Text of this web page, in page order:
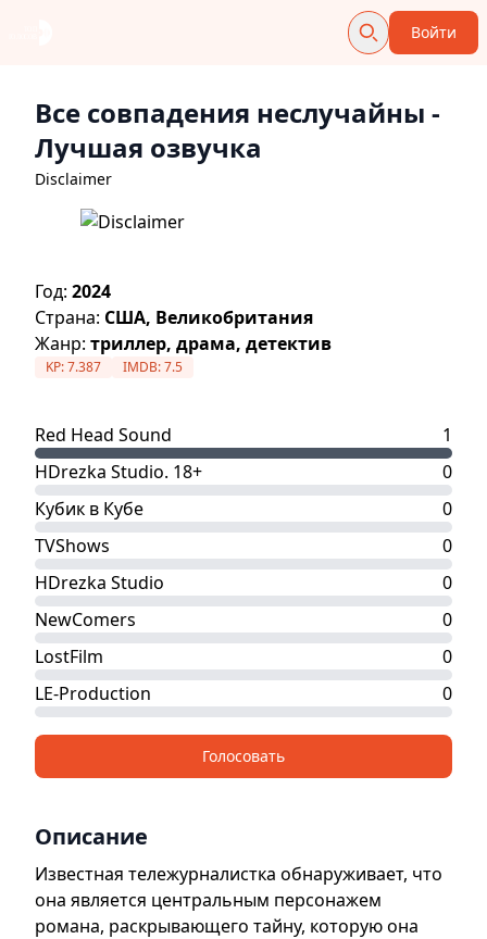
Войти
Все совпадения неслучайны -
Лучшая озвучка
Disclaimer
Год: 2024
Страна: США, Великобритания
Жанр: триллер, драма, детектив
KP:7.387 IMDB:7.5
Red Head Sound
1
HDrezka Studio. 18+
0
Кубик в Кубе
0
TVShows
0
HDrezka Studio
0
NewComers
0
LostFilm
0
LE-Production
0
Голосовать
Описание
Известная тележурналистка обнаруживает, что
она является центральным персонажем
романа, раскрывающего тайну, которую она